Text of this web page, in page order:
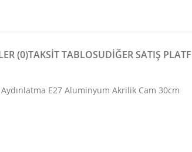
(0)TAKSİT TABLOSUDIĞER SATIŞ
Aydınlatma E27 Aluminyum Akrilik Cam 30cm